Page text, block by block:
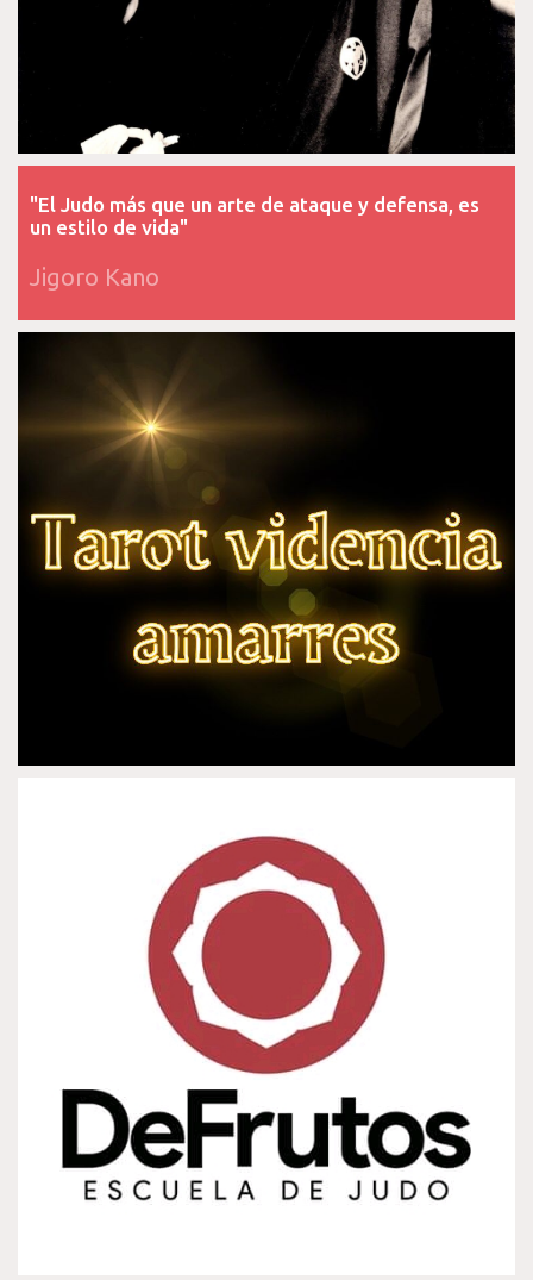
"El Judo más que un arte de ataque y defensa, es
un estilo de vida"
Jigoro Kano